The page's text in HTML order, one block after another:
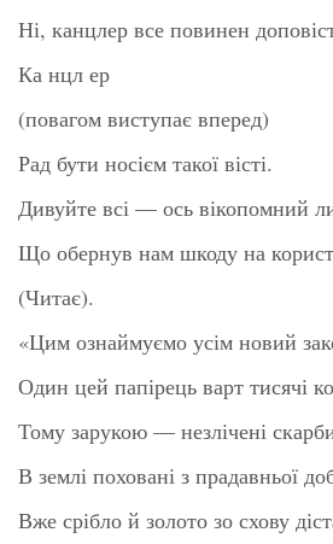
Ні, канцлер все повинен
Ка нцл ер
(повагом виступає вперед)
Рад бути носієм такої вісті.
Дивуйте всі — ось вікопомний
Що обернув нам шкоду на
(Читає).
«Цим ознаймуємо усім новий
Один цей папірець варт тисячі
Тому зарукою — незлічені
В землі поховані з прадавньої
Вже срібло й золото зо схову